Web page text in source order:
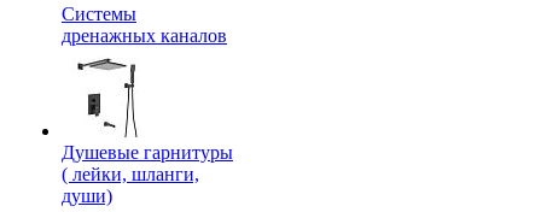
Системы
дренажных каналов
Душевые гарнитуры
( лейки, шланги,
души)